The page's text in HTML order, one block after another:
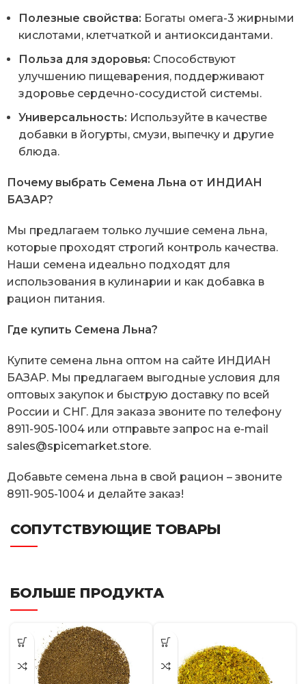
Полезные свойства: Богаты омега-3 жирными
кислотами, клетчаткой и антиоксидантами.
Польза для здоровья: Способствуют
улучшению пищеварения, поддерживают
здоровье сердечно-сосудистой системы.
Универсальность: Используйте в качестве
добавки в йогурты, смузи, выпечку и другие
блюда.
Почему выбрать Семена Льна от ИНДИАН
БАЗАР?
Мы предлагаем только лучшие семена льна,
которые проходят строгий контроль качества.
Наши семена идеально подходят для
использования в кулинарии и как добавка в
рацион питания.
Где купить Семена Льна?
Купите семена льна оптом на сайте ИНДИАН
БАЗАР. Мы предлагаем выгодные условия для
оптовых закупок и быструю доставку по всей
России и СНГ. Для заказа звоните по телефону
8911-905-1004 или отправьте запрос на e-mail
sales@spicemarket.store.
Добавьте семена льна в свой рацион – звоните
8911-905-1004 и делайте заказ!
СОПУТСТВУЮЩИЕ ТОВАРЫ
БОЛЬШЕ ПРОДУКТА